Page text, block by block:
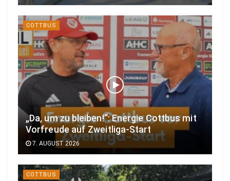
COTTBUS
„Da, um zu bleiben!“: Energie Cottbus mit
Vorfreude auf Zweitliga-Start
7. AUGUST 2026
COTTBUS